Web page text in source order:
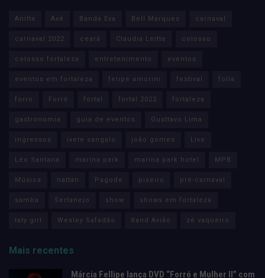
Anitta Axé Banda Eva Bell Marques carnaval
carnaval 2022 ceará Claudia Leitte colosso
colosso fortaleza entretenimento eventos
eventos em fortaleza felipe amorim festival folia
forro Forró fortal fortal 2022 fortaleza
gastronomia guia de eventos Gusttavo Lima
ingressos ivete sangalo joão gomes Live
Léo Santana marina park marina park hotel MPB
Música nattan Pagode piseiro pré-carnaval
samba Sertanejo show shows em fortaleza
taty girl Wesley Safadão Xand Avião zé vaqueiro
Mais recentes
Márcia Fellipe lança DVD “Forró e Mulher II” com